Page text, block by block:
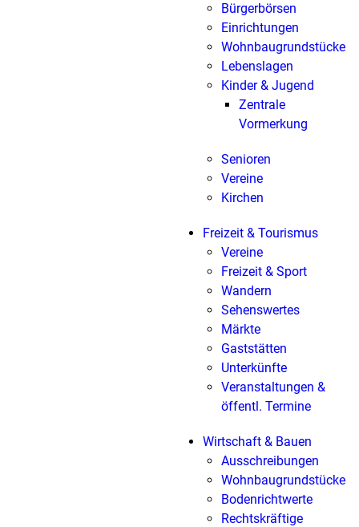
Bürgerbörsen
Einrichtungen
Wohnbaugrundstücke
Lebenslagen
Kinder & Jugend
Zentrale
Vormerkung
Senioren
Vereine
Kirchen
Freizeit & Tourismus
Vereine
Freizeit & Sport
Wandern
Sehenswertes
Märkte
Gaststätten
Unterkünfte
Veranstaltungen &
öffentl. Termine
Wirtschaft & Bauen
Ausschreibungen
Wohnbaugrundstücke
Bodenrichtwerte
Rechtskräftige